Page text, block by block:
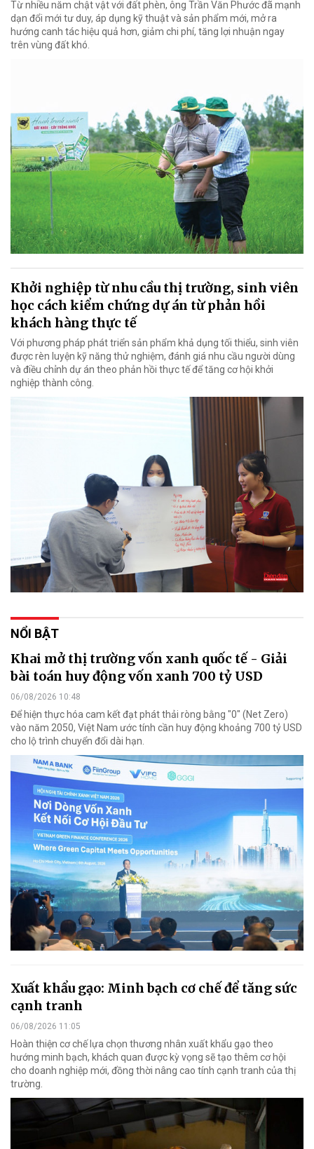
Từ nhiều năm chật vật với đất phèn, ông Trần Văn Phước đã mạnh
dạn đổi mới tư duy, áp dụng kỹ thuật và sản phẩm mới, mở ra
hướng canh tác hiệu quả hơn, giảm chi phí, tăng lợi nhuận ngay
trên vùng đất khó.
Khởi nghiệp từ nhu cầu thị trường, sinh viên
học cách kiểm chứng dự án từ phản hồi
khách hàng thực tế
Với phương pháp phát triển sản phẩm khả dụng tối thiểu, sinh viên
được rèn luyện kỹ năng thử nghiệm, đánh giá nhu cầu người dùng
và điều chỉnh dự án theo phản hồi thực tế để tăng cơ hội khởi
nghiệp thành công.
NỔI BẬT
Khai mở thị trường vốn xanh quốc tế - Giải
bài toán huy động vốn xanh 700 tỷ USD
06/08/2026 10:48
Để hiện thực hóa cam kết đạt phát thải ròng bằng "0" (Net Zero)
vào năm 2050, Việt Nam ước tính cần huy động khoảng 700 tỷ USD
cho lộ trình chuyển đổi dài hạn.
Xuất khẩu gạo: Minh bạch cơ chế để tăng sức
cạnh tranh
06/08/2026 11:05
Hoàn thiện cơ chế lựa chọn thương nhân xuất khẩu gạo theo
hướng minh bạch, khách quan được kỳ vọng sẽ tạo thêm cơ hội
cho doanh nghiệp mới, đồng thời nâng cao tính cạnh tranh của thị
trường.